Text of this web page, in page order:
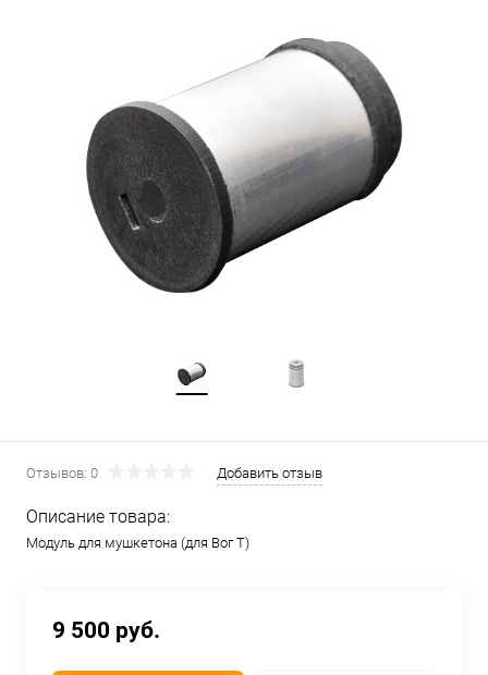
Отзывов: 0 Добавить отзыв
Описание товара:
Модуль для мушкетона (для Вог Т)
9 500 руб.